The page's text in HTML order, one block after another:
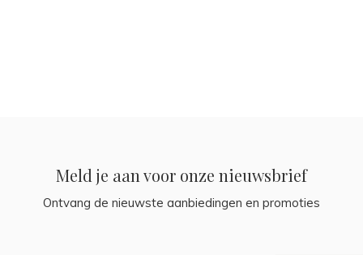
Meld je aan voor onze nieuwsbrief
Ontvang de nieuwste aanbiedingen en promoties